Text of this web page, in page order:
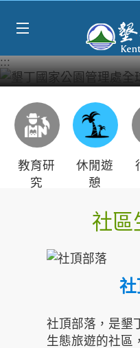
:::
教育研
究
休閒遊
憩
社區
社頂部落，是墾
生態旅遊的社區